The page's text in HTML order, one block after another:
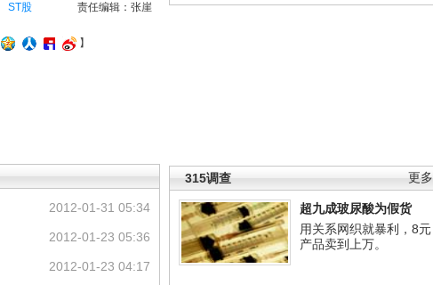
更多
315调查
超九成玻尿酸为假货
用关系网织就暴利，8元
产品卖到上万。
责任编辑：张崖
ST股
】
2012-01-31 05:34
2012-01-23 05:36
2012-01-23 04:17